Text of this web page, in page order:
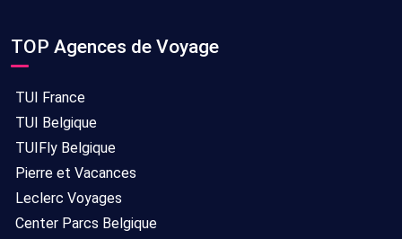
TOP Agences de Voyage
TUI France
TUI Belgique
TUIFly Belgique
Pierre et Vacances
Leclerc Voyages
Center Parcs Belgique